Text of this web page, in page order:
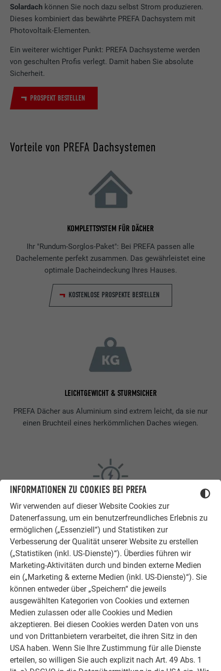
INFORMATIONEN ZU COOKIES BEI PREFA
Wir verwenden auf dieser Website Cookies zur
Datenerfassung, um ein benutzerfreundliches Erlebnis zu
ermöglichen („Essenziell“) und Statistiken zur
Verbesserung der Qualität unserer Website zu erstellen
(„Statistiken (inkl. US-Dienste)“). Überdies führen wir
Marketing-Aktivitäten durch und binden externe Medien
ein („Marketing & externe Medien (inkl. US-Dienste)“). Sie
können entweder über „Speichern“ die jeweils
ausgewählten Kategorien von Cookies und externen
Medien zulassen oder alle Cookies und Medien
akzeptieren. Bei diesen Cookies werden Daten von uns
und von Drittanbietern verarbeitet, die ihren Sitz in den
USA haben. Wenn Sie Ihre Zustimmung für alle Dienste
erteilen, so willigen Sie auch explizit nach Art. 49 Abs. 1
Solardach können Sie noch dazu selbst Strom produzieren.
Dieses kombiniert das bewährte PREFA Dachsystem mit
Photovoltaik-Elementen.
Ein weiterer wichtiger Punkt: PREFA Dachsysteme werden
von geschulten Profis verlegt. Damit haben Sie absolute
Sicherheit.
PROSPEKT BESTELLEN
Vorteile von PREFA Dachsystemen
KOMPLETTSYSTEM FÜR DÄCHER
Ihr "Rundum-Sorglos-Paket": Bei PREFA passen alle
Dachelemente perfekt zusammen. Das gewährleistet eine
optimale Dacheindeckung Ihres Hauses.
KOSTENLOSE PROSPEKTE BESTELLEN
LEICHTGEWICHT & STURMSICHER
PREFA Dächer aus Aluminium sind extrem leicht, da sie nur
einen Bruchteil eines herkömmlichen Daches wiegen.
INTEGRIERBARE PHOTOVOLTAIK-ANLAGE
Verbinden Sie das PREFA Aluminiumdach und Solarmodule
zu einem Dachelement und profitieren Sie von Ihrem eigens
produzierten Strom. Mehr Informationen sowie die Vorteile
lesen Sie aufPREFA Solardachplatte.
BIS ZU 40 JAHRE GARANTIE - EIN STARKES VERSPRECHEN